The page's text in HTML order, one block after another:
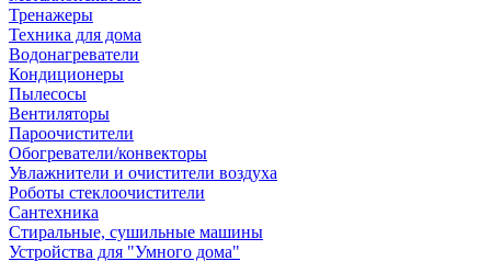
Тренажеры
Техника для дома
Водонагреватели
Кондиционеры
Пылесосы
Вентиляторы
Пароочистители
Обогреватели/конвекторы
Увлажнители и очистители воздуха
Роботы стеклоочистители
Сантехника
Стиральные, сушильные машины
Устройства для "Умного дома"